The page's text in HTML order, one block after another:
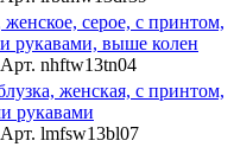
Арт. nhftw13tn04
Арт. lmfsw13bl07